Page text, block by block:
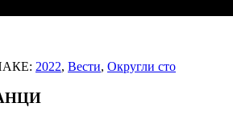
2022, Вести, Округли сто